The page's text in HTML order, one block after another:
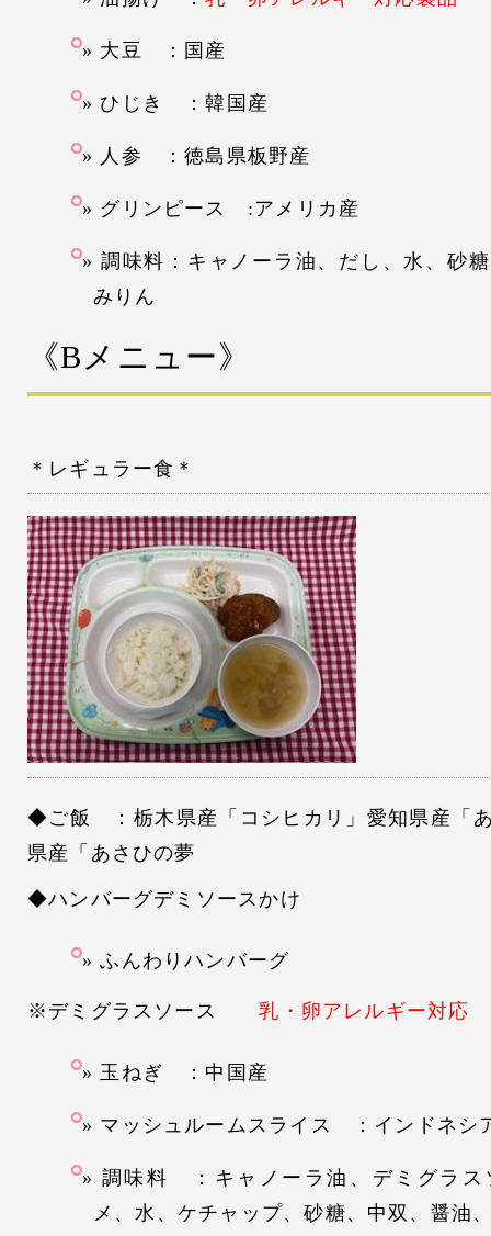
大豆 ：国産
ひじき ：韓国産
人参 ：徳島県板野産
グリンピース :アメリカ産
調味料：キャノーラ油、だし、水、砂
みりん
《Bメニュー》
＊レギュラー食＊
◆ご飯 ：栃木県産「コシヒカリ」愛知県産「
県産「あさひの夢
◆ハンバーグデミソースかけ
ふんわりハンバーグ
※デミグラスソース乳・卵アレルギー対応
玉ねぎ ：中国産
マッシュルームスライス ：インドネシ
調味料 ：キャノーラ油、デミグラス
メ、水、ケチャップ、砂糖、中双、醤油